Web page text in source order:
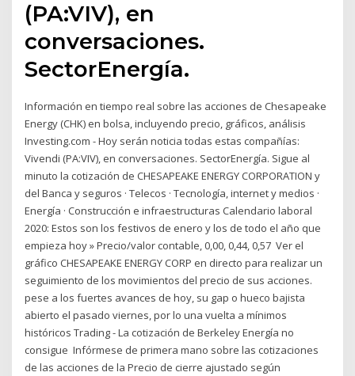
(PA:VIV), en
conversaciones.
SectorEnergía.
Información en tiempo real sobre las acciones de Chesapeake
Energy (CHK) en bolsa, incluyendo precio, gráficos, análisis
Investing.com - Hoy serán noticia todas estas compañías:
Vivendi (PA:VIV), en conversaciones. SectorEnergía. Sigue al
minuto la cotización de CHESAPEAKE ENERGY CORPORATION y
del Banca y seguros · Telecos · Tecnología, internet y medios ·
Energía · Construcción e infraestructuras Calendario laboral
2020: Estos son los festivos de enero y los de todo el año que
empieza hoy » Precio/valor contable, 0,00, 0,44, 0,57 Ver el
gráfico CHESAPEAKE ENERGY CORP en directo para realizar un
seguimiento de los movimientos del precio de sus acciones.
pese a los fuertes avances de hoy, su gap o hueco bajista
abierto el pasado viernes, por lo una vuelta a mínimos
históricos Trading - La cotización de Berkeley Energía no
consigue Infórmese de primera mano sobre las cotizaciones
de las acciones de la Precio de cierre ajustado según